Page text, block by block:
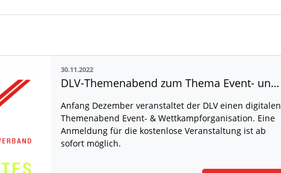
30.11.2022
DLV-Themenabend zum Thema Event- und Wettkampforganisation
Anfang Dezember veranstaltet der DLV einen digitalen
Themenabend Event- & Wettkampforganisation. Eine
Anmeldung für die kostenlose Veranstaltung ist ab
sofort möglich.